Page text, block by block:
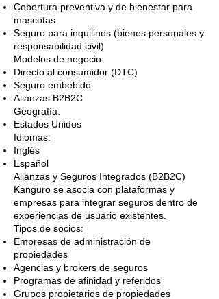
Cobertura preventiva y de bienestar para
mascotas
Seguro para inquilinos (bienes personales y
responsabilidad civil)
Modelos de negocio:
Directo al consumidor (DTC)
Seguro embebido
Alianzas B2B2C
Geografía:
Estados Unidos
Idiomas:
Inglés
Español
Alianzas y Seguros Integrados (B2B2C)
Kanguro se asocia con plataformas y
empresas para integrar seguros dentro de
experiencias de usuario existentes.
Tipos de socios:
Empresas de administración de
propiedades
Agencias y brokers de seguros
Programas de afinidad y referidos
Grupos propietarios de propiedades